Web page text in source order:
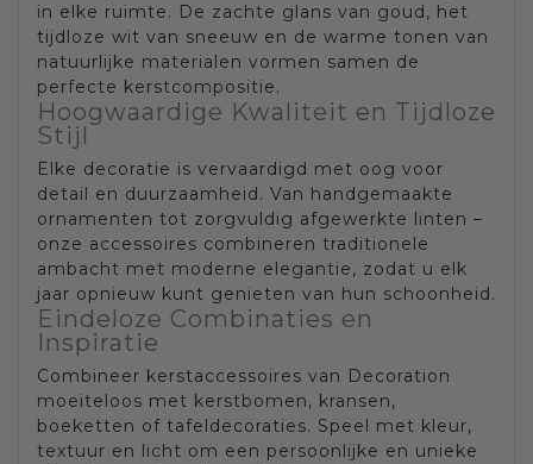
in elke ruimte. De zachte glans van goud, het
tijdloze wit van sneeuw en de warme tonen van
natuurlijke materialen vormen samen de
perfecte kerstcompositie.
Hoogwaardige Kwaliteit en Tijdloze
Stijl
Elke decoratie is vervaardigd met oog voor
detail en duurzaamheid. Van handgemaakte
ornamenten tot zorgvuldig afgewerkte linten –
onze accessoires combineren traditionele
ambacht met moderne elegantie, zodat u elk
jaar opnieuw kunt genieten van hun schoonheid.
Eindeloze Combinaties en
Inspiratie
Combineer kerstaccessoires van Decoration
moeiteloos met kerstbomen, kransen,
boeketten of tafeldecoraties. Speel met kleur,
textuur en licht om een persoonlijke en unieke